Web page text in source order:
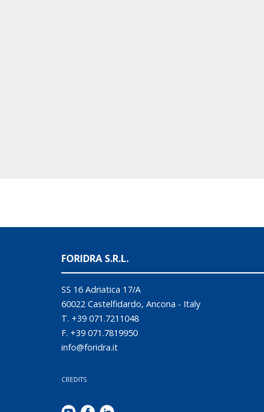
FORIDRA S.R.L.
SS 16 Adriatica 17/A
60022 Castelfidardo, Ancona - Italy
T. +39 071.7211048
F. +39 071.7819950
info@foridra.it
CREDITS